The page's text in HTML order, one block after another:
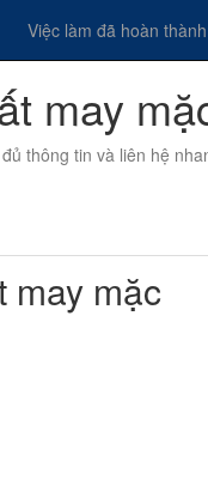
Việc làm đã hoàn thành
may
thông tin và liên hệ
may mặc